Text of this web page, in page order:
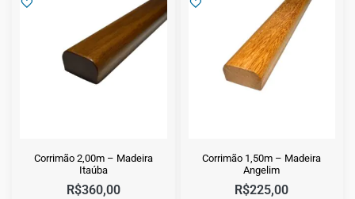
Corrimão 2,00m – Madeira
Itaúba
R$360,00
Corrimão 1,50m – Madeira
Angelim
R$225,00